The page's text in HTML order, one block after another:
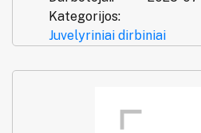
Kategorijos:
Juvelyriniai dirbiniai